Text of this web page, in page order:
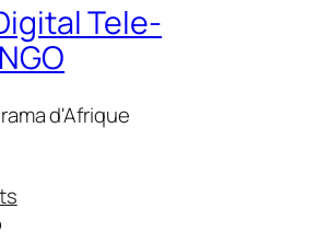
Tele-
d'Afrique